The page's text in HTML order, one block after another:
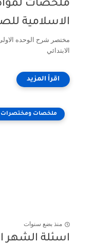
ملخصات
الاسلامية
مختصر شرح الوحده
الابتدائي
ملخصات ومختصرات
منذ بضع سنوات
اسئلة الشهر